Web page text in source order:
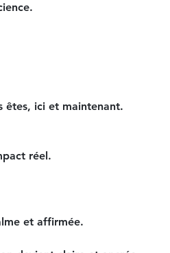
êtes, ici et maintenant.
réel.
et affirmée.